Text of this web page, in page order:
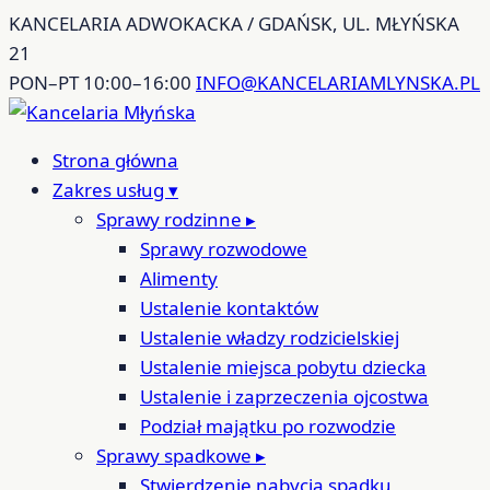
Przejdź
do
treści
KANCELARIA ADWOKACKA / GDAŃSK, UL. MŁYŃSKA
21
PON–PT 10:00–16:00 INFO@KANCELARIAMLYNSKA.PL
Strona główna
Zakres usług ▾
Sprawy rodzinne ▸
Sprawy rozwodowe
Alimenty
Ustalenie kontaktów
Ustalenie władzy rodzicielskiej
Ustalenie miejsca pobytu dziecka
Ustalenie i zaprzeczenia ojcostwa
Podział majątku po rozwodzie
Sprawy spadkowe ▸